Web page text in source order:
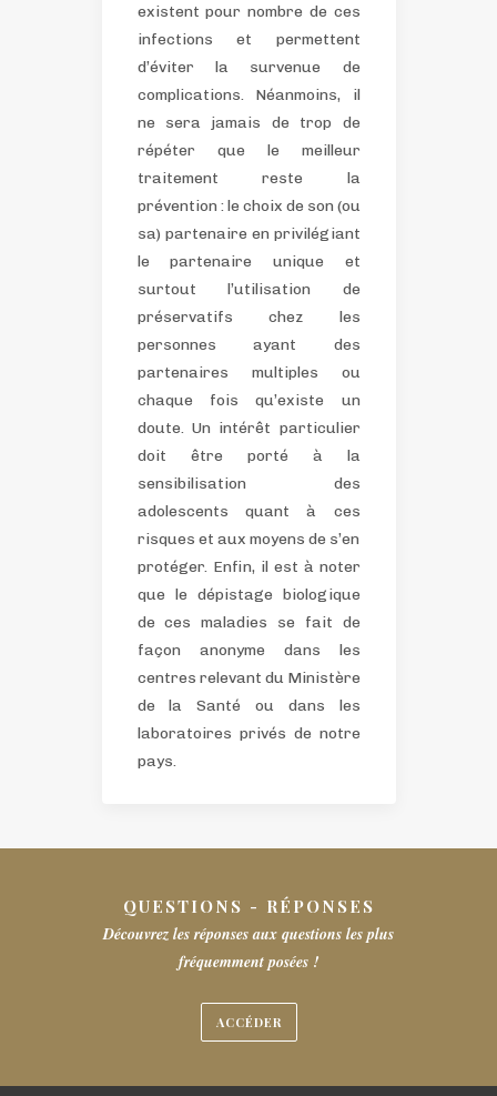
existent pour nombre de ces
infections et permettent
d’éviter la survenue de
complications. Néanmoins, il
ne sera jamais de trop de
répéter que le meilleur
traitement reste la
prévention : le choix de son (ou
sa) partenaire en privilégiant
le partenaire unique et
surtout l’utilisation de
préservatifs chez les
personnes ayant des
partenaires multiples ou
chaque fois qu’existe un
doute. Un intérêt particulier
doit être porté à la
sensibilisation des
adolescents quant à ces
risques et aux moyens de s’en
protéger. Enfin, il est à noter
que le dépistage biologique
de ces maladies se fait de
façon anonyme dans les
centres relevant du Ministère
de la Santé ou dans les
laboratoires privés de notre
pays.
QUESTIONS - RÉPONSES
Découvrez les réponses aux questions les plus
fréquemment posées !
ACCÉDER